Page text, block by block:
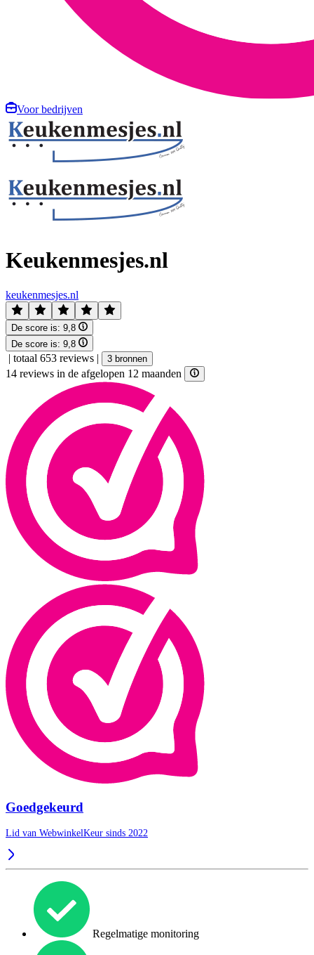
Voor bedrijven
Keukenmesjes.nl
keukenmesjes.nl
De score is: 9,8
De score is: 9,8
| totaal 653 reviews | 3 bronnen
14 reviews in de afgelopen 12 maanden
Goedgekeurd
Lid van WebwinkelKeur sinds 2022
Regelmatige monitoring